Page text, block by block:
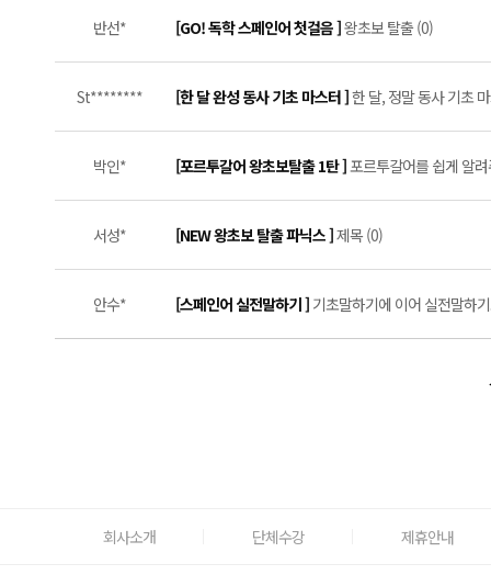
반선* [GO! 독학 스페인어 첫걸음 ]왕초보 탈출 (0)
St******** [한 달 완성 동사 기초 마스터 ]한 달, 정말 동사 기초
박인* [포르투갈어 왕초보탈출 1탄 ]포르투갈어를 쉽게 알
서성* [NEW 왕초보 탈출 파닉스 ]제목 (0)
안수* [스페인어 실전말하기 ] 기초말하기에 이어 실전말하
회사소개 단체수강 제휴안내